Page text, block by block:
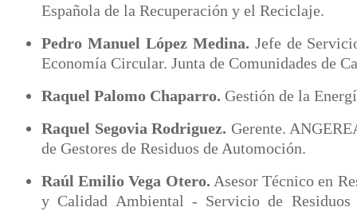
Española de la Recuperación y el Reciclaje.
Pedro Manuel López Medina. Jefe de
Economía Circular. Junta de Comunidades de
Raquel Palomo Chaparro. Gestión de la
Raquel Segovia Rodriguez. Gerente.
de Gestores de Residuos de Automoción.
Raúl Emilio Vega Otero. Asesor Técnico en
y Calidad Ambiental - Servicio de